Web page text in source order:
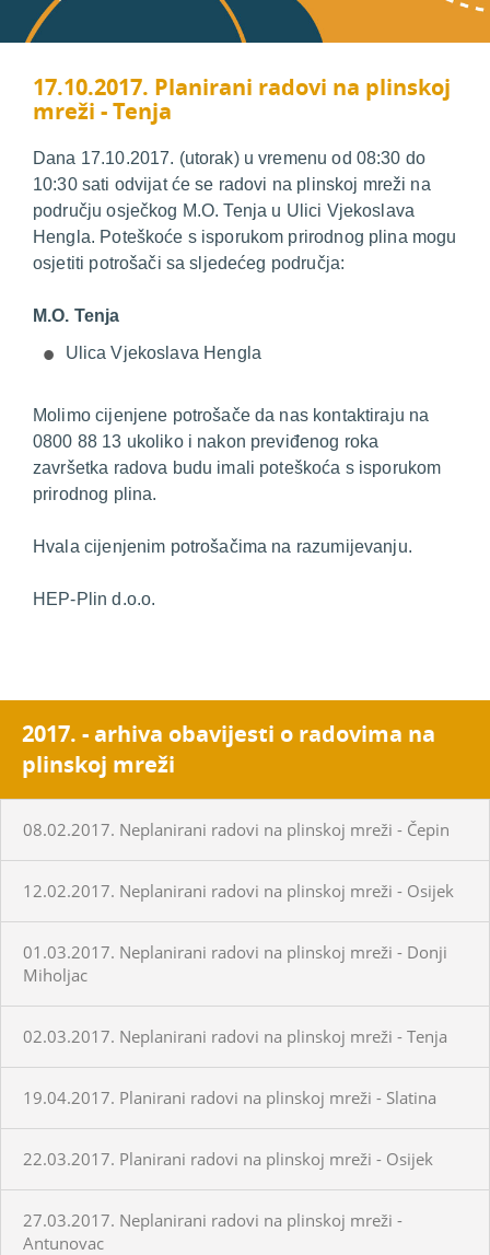
17.10.2017. Planirani radovi na plinskoj
mreži - Tenja
Dana 17.10.2017. (utorak) u vremenu od 08:30 do
10:30 sati odvijat će se radovi na plinskoj mreži na
području osječkog M.O. Tenja u Ulici Vjekoslava
Hengla. Poteškoće s isporukom prirodnog plina mogu
osjetiti potrošači sa sljedećeg područja:
M.O. Tenja
Ulica Vjekoslava Hengla
Molimo cijenjene potrošače da nas kontaktiraju na
0800 88 13 ukoliko i nakon previđenog roka
završetka radova budu imali poteškoća s isporukom
prirodnog plina.
Hvala cijenjenim potrošačima na razumijevanju.
HEP-Plin d.o.o.
2017. - arhiva obavijesti o radovima na
plinskoj mreži
08.02.2017. Neplanirani radovi na plinskoj mreži - Čepin
12.02.2017. Neplanirani radovi na plinskoj mreži - Osijek
01.03.2017. Neplanirani radovi na plinskoj mreži - Donji
Miholjac
02.03.2017. Neplanirani radovi na plinskoj mreži - Tenja
19.04.2017. Planirani radovi na plinskoj mreži - Slatina
22.03.2017. Planirani radovi na plinskoj mreži - Osijek
27.03.2017. Neplanirani radovi na plinskoj mreži -
Antunovac